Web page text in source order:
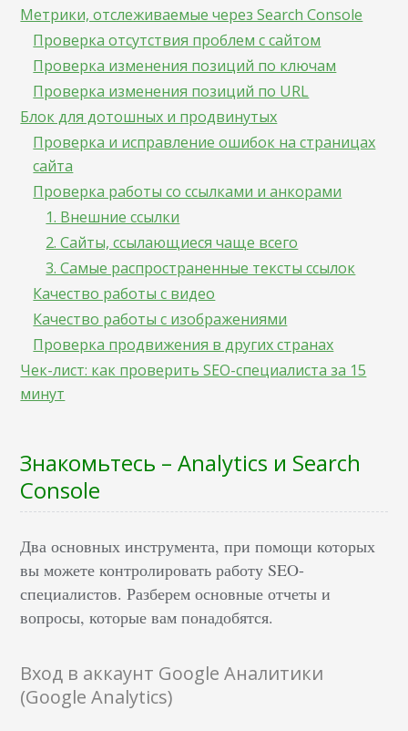
Метрики, отслеживаемые через Search Console
Проверка отсутствия проблем с сайтом
Проверка изменения позиций по ключам
Проверка изменения позиций по URL
Блок для дотошных и продвинутых
Проверка и исправление ошибок на страницах
сайта
Проверка работы со ссылками и анкорами
1. Внешние ссылки
2. Сайты, ссылающиеся чаще всего
3. Самые распространенные тексты ссылок
Качество работы с видео
Качество работы с изображениями
Проверка продвижения в других странах
Чек-лист: как проверить SEO-специалиста за 15
минут
Знакомьтесь – Analytics и Search
Console
Два основных инструмента, при помощи которых
вы можете контролировать работу SEO-
специалистов. Разберем основные отчеты и
вопросы, которые вам понадобятся.
Вход в аккаунт Google Аналитики
(Google Analytics)